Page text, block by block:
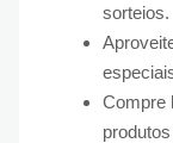
sorteios.
Compre